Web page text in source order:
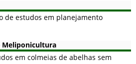
de estudos em planejamento
Meliponicultura
em colmeias de abelhas sem